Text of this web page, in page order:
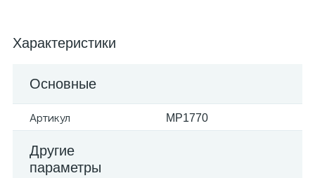
Характеристики
Основные
Артикул MP1770
Другие
параметры